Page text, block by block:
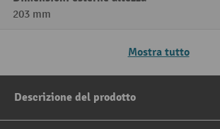
203 mm
Mostra tutto
Descrizione del prodotto